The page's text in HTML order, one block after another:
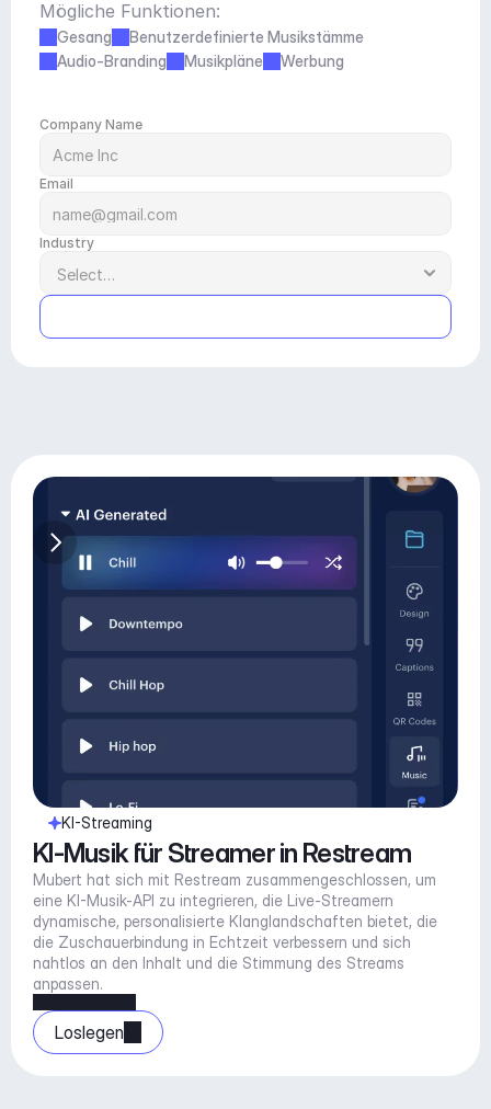
Mögliche Funktionen:
Gesang
Benutzerdefinierte Musikstämme
Audio-Branding
Musikpläne Werbung
Company Name
Email
Industry
KI-Streaming
KI-Musik für Streamer in Restream
Mubert hat sich mit Restream zusammengeschlossen, um
eine KI-Musik-API zu integrieren, die Live-Streamern
dynamische, personalisierte Klanglandschaften bietet, die
die Zuschauerbindung in Echtzeit verbessern und sich
nahtlos an den Inhalt und die Stimmung des Streams
anpassen.
Loslegen